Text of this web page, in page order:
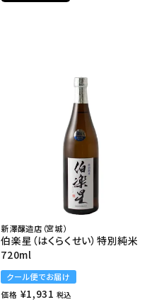
新澤醸造店（宮城）
伯楽星（はくらくせい）特別純米
720ml
クール便でお届け
価格 ¥1,931 税込